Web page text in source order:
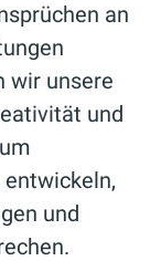
an
wir unsere
und
und